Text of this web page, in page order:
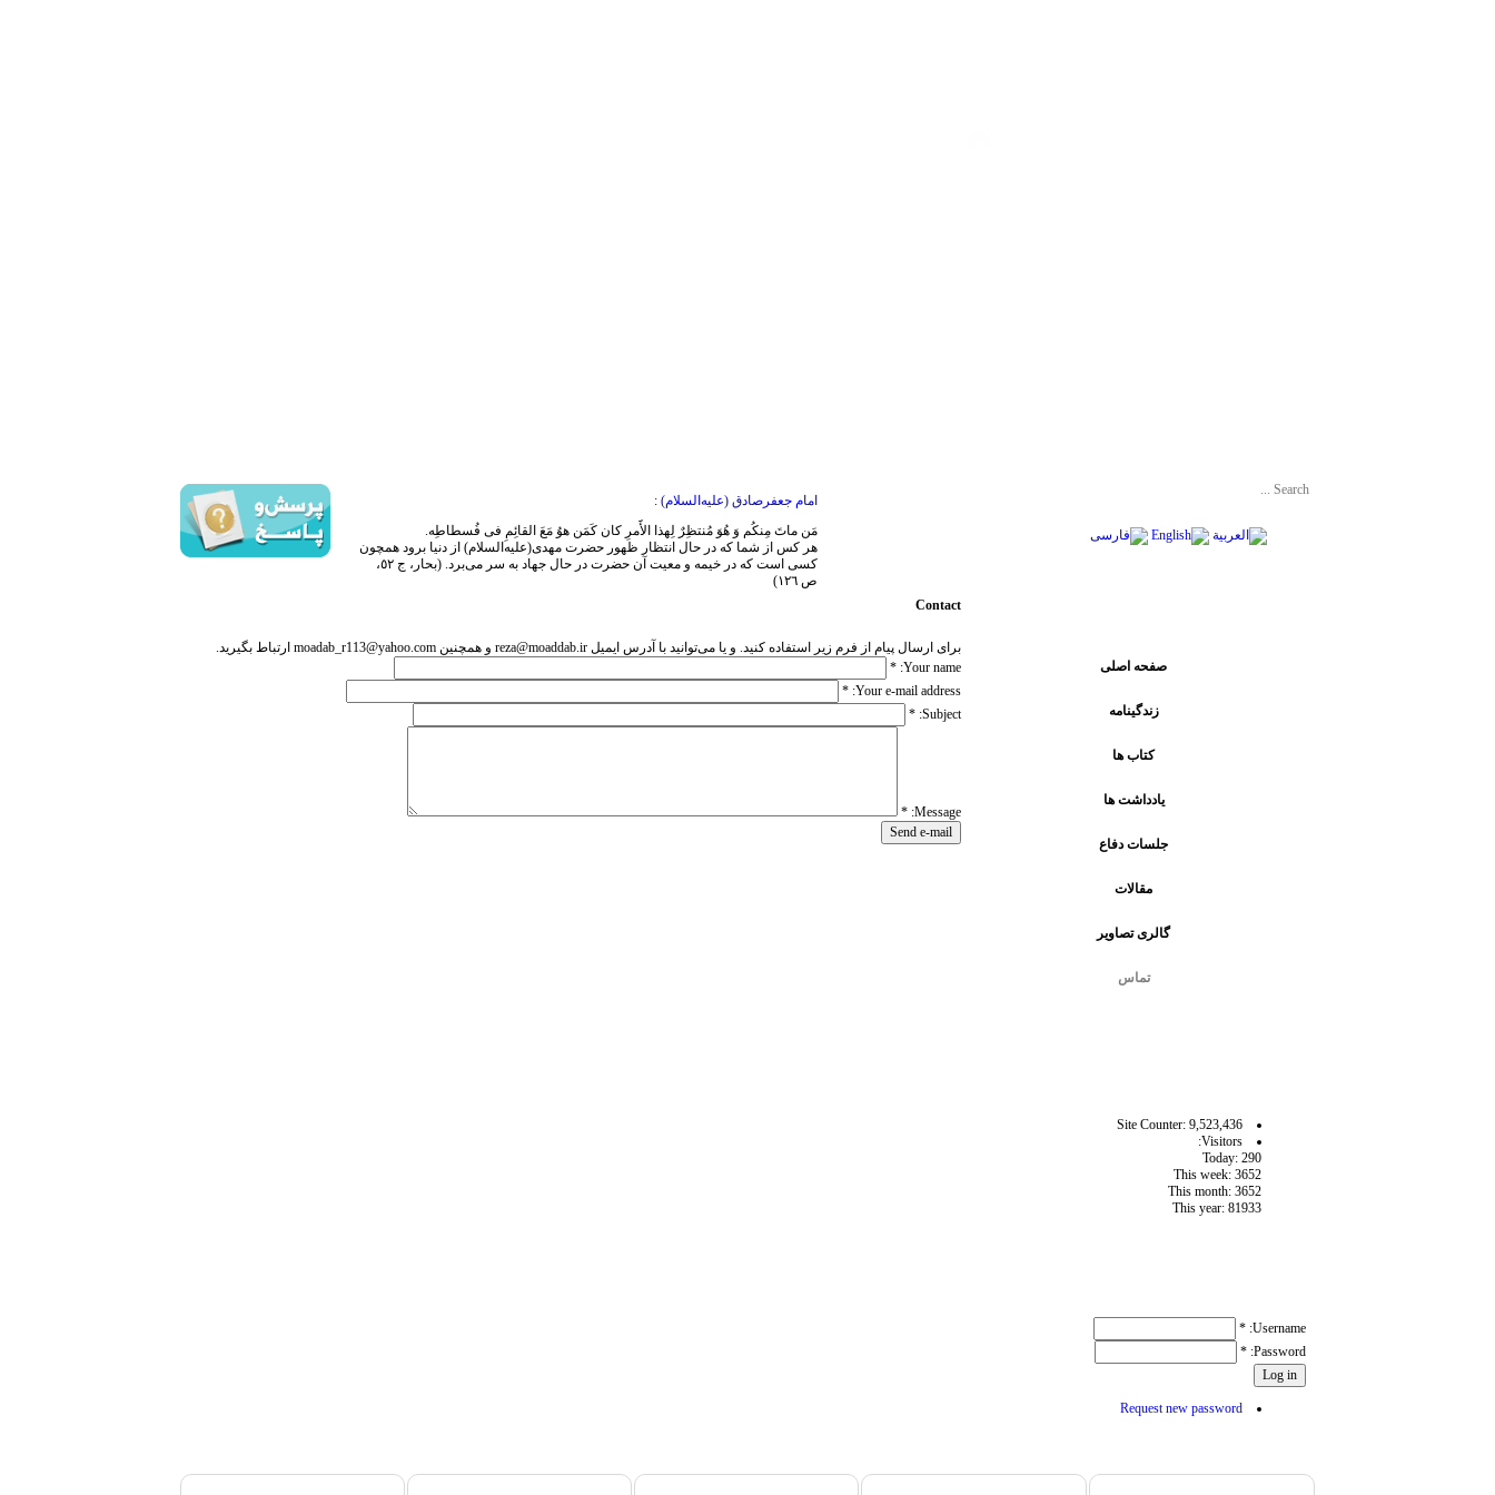
امام جعفرصادق (علیه‌السلام) :
مَن ماتَ مِنكُم وَ هُوَ مُنتظِرٌ لِهذا الأََمرِ كان كَمَن هوُ مَعَ القائِمِ فی فُسطاطِه.
هر کس از شما که در حال انتظار ظهور حضرت مهدی(علیه‌السلام) از دنیا برود همچون
کسی است که در خیمه و معیت آن حضرت در حال جهاد به سر می‌برد. (بحار، ج ٥٢،
ص ١٢٦)
صفحه اصلی
زندگینامه
کتاب ها
يادداشت ها
جلسات دفاع
مقالات
گالری تصاویر
تماس
Site Counter: 9,523,436
Visitors:
Today: 290
This week: 3652
This month: 3652
This year: 81933
Username:
*
Password:
*
Request new password
Contact
برای ارسال پیام از فرم زیر استفاده کنید. و یا می‌توانید با آدرس ایمیل reza@moaddab.ir و همچنین moadab_r113@yahoo.com ارتباط بگیرید.
Your name:
*
Your e-mail address:
*
Subject:
*
Message:
*